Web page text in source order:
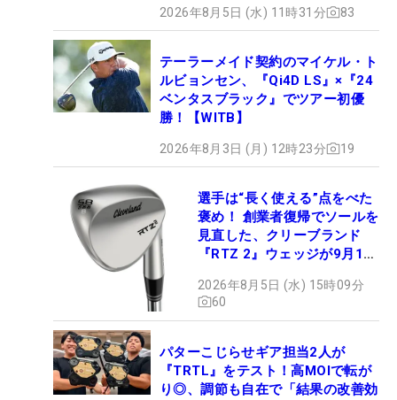
2026年8月5日 (水) 11時31分 83
テーラーメイド契約のマイケル・ト
ルビョンセン、『Qi4D LS』×『24
ベンタスブラック』でツアー初優
勝！【WITB】
2026年8月3日 (月) 12時23分 19
選手は“長く使える”点をべた
褒め！ 創業者復帰でソールを
見直した、クリーブランド
『RTZ 2』ウェッジが9月12
2026年8月5日 (水) 15時09分
60
パターこじらせギア担当2人が
『TRTL』をテスト！高MOIで転が
り◎、調節も自在で「結果の改善効